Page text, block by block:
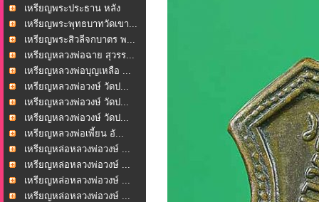
เหรียญพระประธาน หลัง
หล... เหรียญพระพุทธบาทวัดเขา...
เหรียญพระสิวลีจกบาตร พ...
เหรียญหลวงพ่อฉาย สุวรร...
เหรียญหลวงพ่อบุญเหลือ ...
เหรียญหลวงพ่อวงษ์ วัดป...
เหรียญหลวงพ่อวงษ์ วัดป...
เหรียญหลวงพ่อวงษ์ วัดป...
เหรียญหลวงพ่อเพี้ยน อั...
เหรียญหล่อหลวงพ่อวงษ์ ...
เหรียญหล่อหลวงพ่อวงษ์ ...
เหรียญหล่อหลวงพ่อวงษ์ ...
เหรียญหล่อหลวงพ่อวงษ์ ...